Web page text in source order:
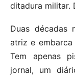
ditadura militar.
Duas décadas
atriz e embarca
Tem apenas
jornal, um